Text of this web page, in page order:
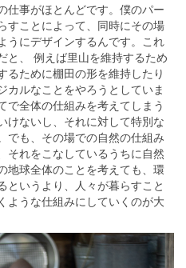
仕事がほとんどです。僕のパー
すことによって、同時にその場
うにデザインするんです。これ
と、 例えば里山を維持するため
るために棚田の形を維持したり
カルなことをやろうとしていま
で全体の仕組みを考えてしまう
けないし、それに対して特別な
でも、その場での自然の仕組み
それをこなしているうちに自然
地球全体のことを考えても、環
というより、人々が暮らすこと
ような仕組みにしていくのが大